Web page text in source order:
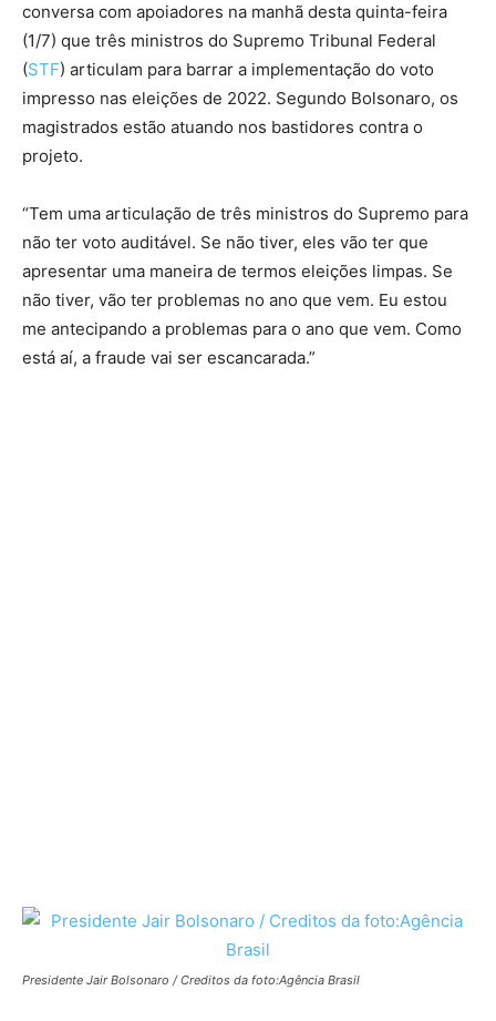
conversa com apoiadores na manhã desta quinta-feira
(1/7) que três ministros do Supremo Tribunal Federal
(STF) articulam para barrar a implementação do voto
impresso nas eleições de 2022. Segundo Bolsonaro, os
magistrados estão atuando nos bastidores contra o
projeto.
“Tem uma articulação de três ministros do Supremo para
não ter voto auditável. Se não tiver, eles vão ter que
apresentar uma maneira de termos eleições limpas. Se
não tiver, vão ter problemas no ano que vem. Eu estou
me antecipando a problemas para o ano que vem. Como
está aí, a fraude vai ser escancarada.”
Presidente Jair Bolsonaro / Creditos da foto:Agência Brasil